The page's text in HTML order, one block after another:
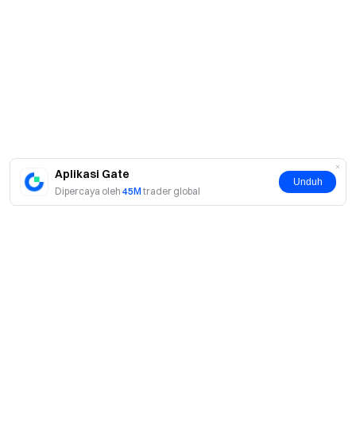
Aplikasi Gate
Dipercaya oleh 45M trader global
Unduh